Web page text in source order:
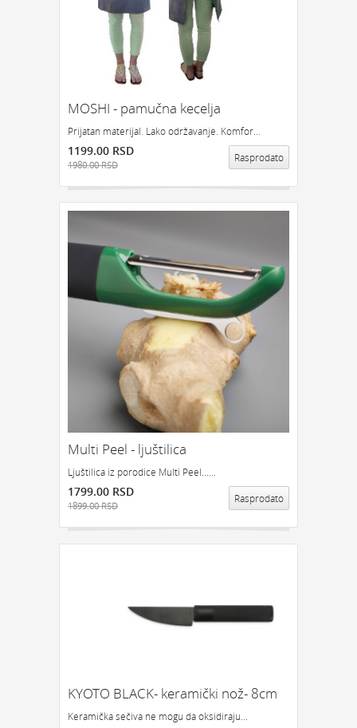
MOSHI - pamučna kecelja
Prijatan materijal. Lako održavanje. Komfor...
1199.00 RSD
1980.00 RSD
Rasprodato
Multi Peel - ljuštilica
Ljuštilica iz porodice Multi Peel......
1799.00 RSD
1899.00 RSD
Rasprodato
KYOTO BLACK- keramički nož- 8cm
Keramička sečiva ne mogu da oksidiraju...